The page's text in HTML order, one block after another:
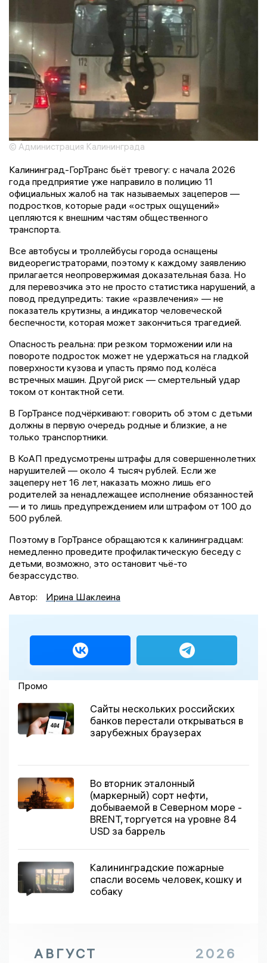
© Администрация Калининграда
Калининград-ГорТранс бьёт тревогу: с начала 2026
года предприятие уже направило в полицию 11
официальных жалоб на так называемых зацеперов —
подростков, которые ради «острых ощущений»
цепляются к внешним частям общественного
транспорта.
Все автобусы и троллейбусы города оснащены
видеорегистраторами, поэтому к каждому заявлению
прилагается неопровержимая доказательная база. Но
для перевозчика это не просто статистика нарушений, а
повод предупредить: такие «развлечения» — не
показатель крутизны, а индикатор человеческой
беспечности, которая может закончиться трагедией.
Опасность реальна: при резком торможении или на
повороте подросток может не удержаться на гладкой
поверхности кузова и упасть прямо под колёса
встречных машин. Другой риск — смертельный удар
током от контактной сети.
В ГорТрансе подчёркивают: говорить об этом с детьми
должны в первую очередь родные и близкие, а не
только транспортники.
В КоАП предусмотрены штрафы для совершеннолетних
нарушителей — около 4 тысяч рублей. Если же
зацеперу нет 16 лет, наказать можно лишь его
родителей за ненадлежащее исполнение обязанностей
— и то лишь предупреждением или штрафом от 100 до
500 рублей.
Поэтому в ГорТрансе обращаются к калининградцам:
немедленно проведите профилактическую беседу с
детьми, возможно, это остановит чьё-то
безрассудство.
Автор:
Ирина Шаклеина
Промо
Сайты нескольких российских
банков перестали открываться в
зарубежных браузерах
Во вторник эталонный
(маркерный) сорт нефти,
добываемой в Северном море -
BRENT, торгуется на уровне 84
USD за баррель
Калининградские пожарные
спасли восемь человек, кошку и
собаку
АВГУСТ 2026